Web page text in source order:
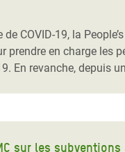
Alimentaire en
l’Est
aux
COVID-19, la
prendre en charge les
En revanche, depuis
sur les